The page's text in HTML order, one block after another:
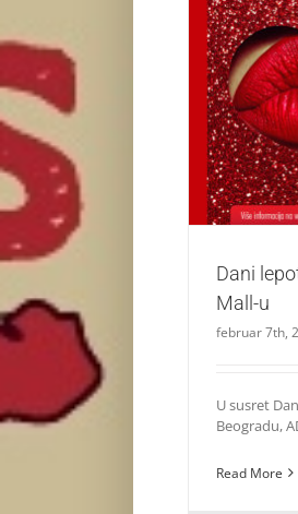
Dani
Dani
Mall-u
februar 7th,
U susret
Beogradu,
Read More